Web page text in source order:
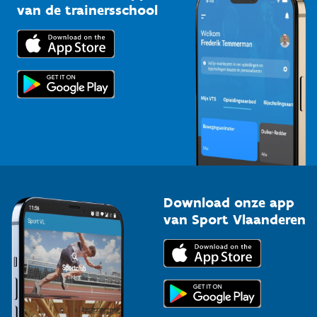
Bedrijven
Trainers en begeleiders
Topsporters
Downloads
Voor de pers
van de trainersschool
Download onze app
van Sport Vlaanderen